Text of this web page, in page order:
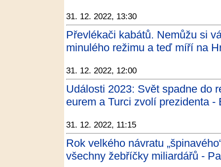
31. 12. 2022, 13:30
Převlékači kabátů. Nemůžu si
minulého režimu a teď míří na
31. 12. 2022, 12:00
Události 2023: Svět spadne do
eurem a Turci zvolí prezidenta -
31. 12. 2022, 11:15
Rok velkého návratu
všechny žebříčky miliardářů -